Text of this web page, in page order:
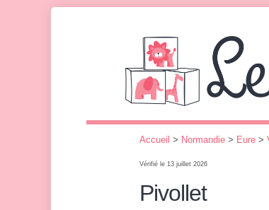
Accueil > Normandie > Eure >
Vérifié le 13 juillet 2026
Pivollet